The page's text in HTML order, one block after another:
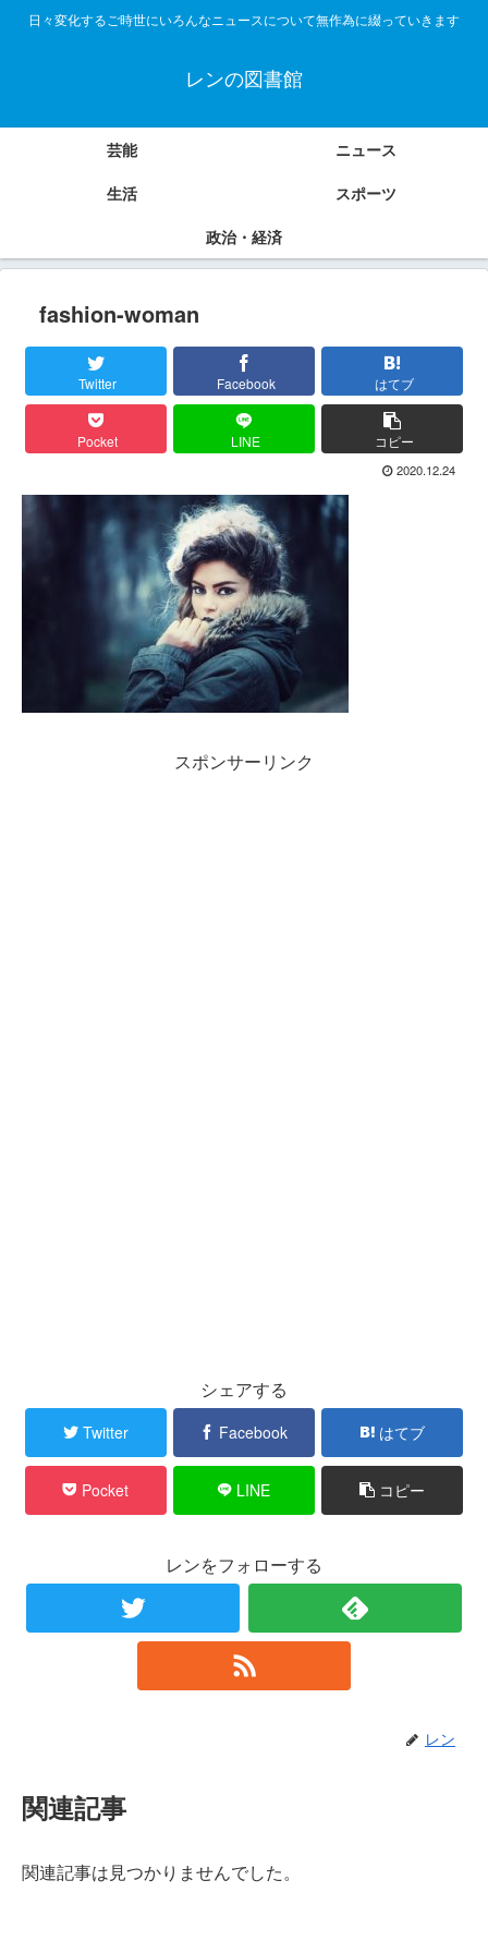
日々変化するご時世にいろんなニュースについて無作為に綴っていきます
レンの図書館
芸能
ニュース
生活
スポーツ
政治・経済
fashion-woman
Twitter Facebook はてブ
Pocket LINE コピー
2020.12.24
スポンサーリンク
シェアする
Twitter Facebook はてブ
Pocket LINE コピー
レンをフォローする
レン
関連記事
関連記事は見つかりませんでした。